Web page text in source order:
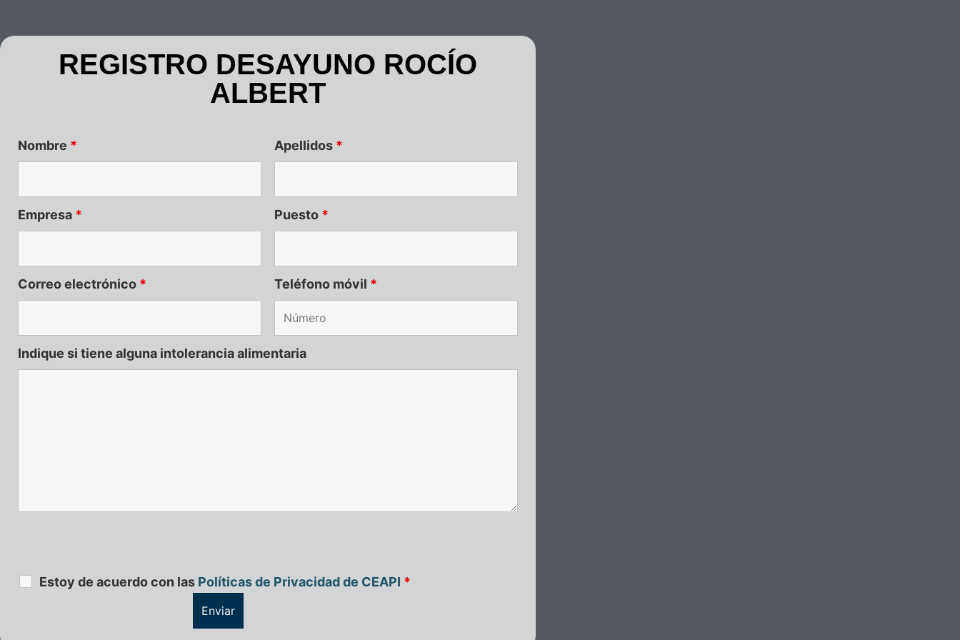
REGISTRO DESAYUNO ROCÍO
ALBERT
Nombre * Apellidos *
Empresa * Puesto *
Correo electrónico * Teléfono móvil *
Indique si tiene alguna intolerancia alimentaria
Estoy de acuerdo con las Políticas de Privacidad de CEAPI *